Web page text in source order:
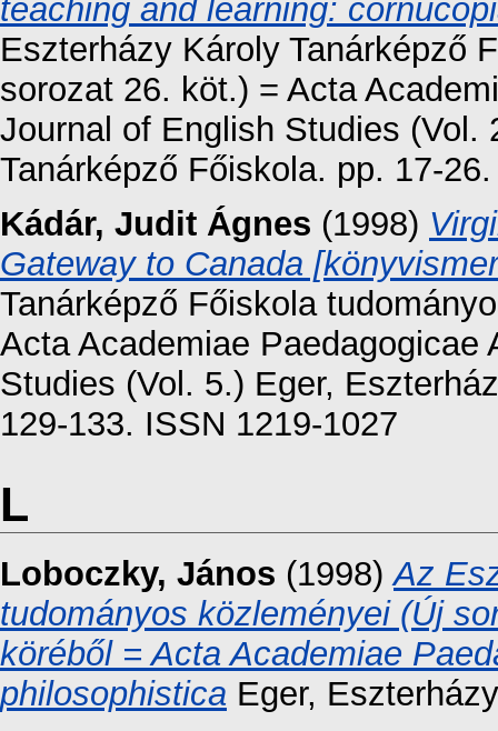
teaching and learning:
Eszterházy Károly Tanárképző
sorozat 26. köt.) = Acta
Journal of English Studies (Vol.
Tanárképző Főiskola. pp. 17-
Kádár, Judit Ágnes (1998)
Gateway to Canada
Tanárképző Főiskola
Acta Academiae Paedagogicae
Studies (Vol. 5.) Eger,
129-133. ISSN 1219-1027
L
Loboczky, János (1998)Az
tudományos közleményei (Új
köréből = Acta Academiae
philosophistica Eger,